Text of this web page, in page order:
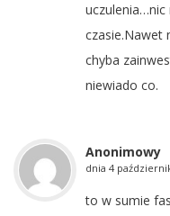
uczulenia…nic
czasie.Nawet
chyba
niewiado co.
Anonimowy
dnia 4
to w sumie